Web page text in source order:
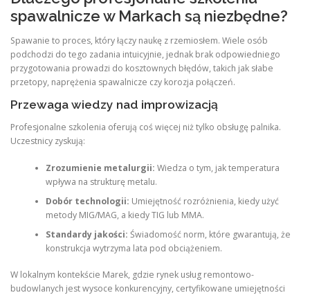
spawalnicze w Markach są niezbędne?
Spawanie to proces, który łączy naukę z rzemiosłem. Wiele osób
podchodzi do tego zadania intuicyjnie, jednak brak odpowiedniego
przygotowania prowadzi do kosztownych błędów, takich jak słabe
przetopy, naprężenia spawalnicze czy korozja połączeń.
Przewaga wiedzy nad improwizacją
Profesjonalne szkolenia oferują coś więcej niż tylko obsługę palnika.
Uczestnicy zyskują:
Zrozumienie metalurgii: Wiedza o tym, jak temperatura
wpływa na strukturę metalu.
Dobór technologii: Umiejętność rozróżnienia, kiedy użyć
metody MIG/MAG, a kiedy TIG lub MMA.
Standardy jakości: Świadomość norm, które gwarantują, że
konstrukcja wytrzyma lata pod obciążeniem.
W lokalnym kontekście Marek, gdzie rynek usług remontowo-
budowlanych jest wysoce konkurencyjny, certyfikowane umiejętności